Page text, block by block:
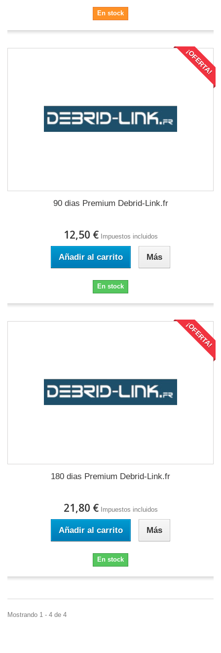
En stock
¡OFERTA!
90 dias Premium Debrid-Link.fr
12,50 € Impuestos incluidos
Añadir al carrito Más
En stock
¡OFERTA!
180 dias Premium Debrid-Link.fr
21,80 € Impuestos incluidos
Añadir al carrito Más
En stock
Mostrando 1 - 4 de 4